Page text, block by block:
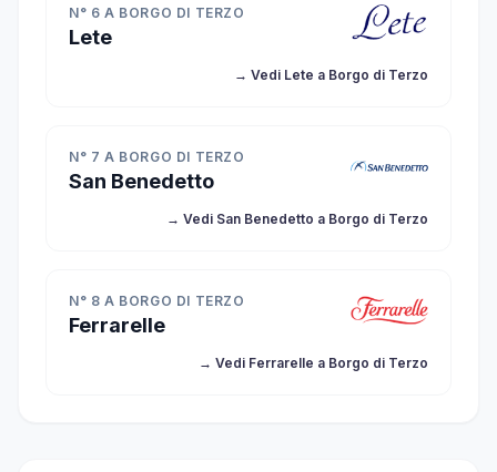
N° 6 A BORGO DI TERZO
Lete
→ Vedi Lete a Borgo di Terzo
N° 7 A BORGO DI TERZO
San Benedetto
→ Vedi San Benedetto a Borgo di Terzo
N° 8 A BORGO DI TERZO
Ferrarelle
→ Vedi Ferrarelle a Borgo di Terzo